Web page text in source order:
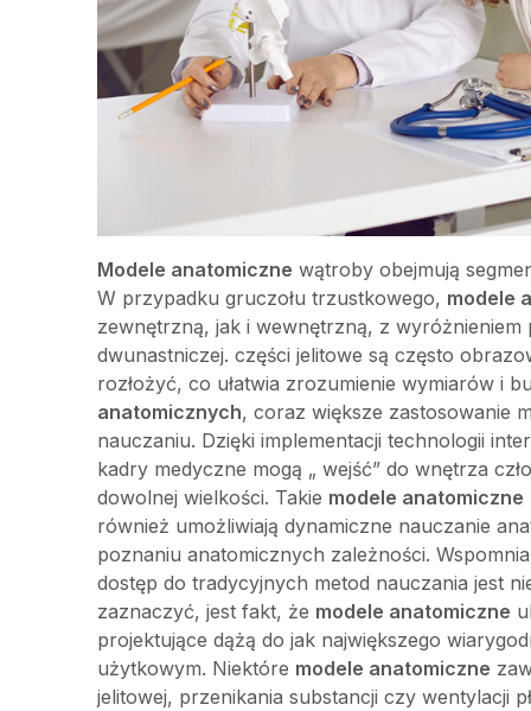
Modele anatomiczne wątroby obejmują
W przypadku gruczołu trzustkowego, modele
zewnętrzną, jak i wewnętrzną, z
dwunastniczej. części jelitowe są często
rozłożyć, co ułatwia zrozumienie wymiarów i
anatomicznych, coraz większe zastosowanie
nauczaniu. Dzięki implementacji technologii
kadry medyczne mogą „ wejść” do wnętrza
dowolnej wielkości. Takie modele anatomiczne
również umożliwiają dynamiczne nauczanie
poznaniu anatomicznych zależności.
dostęp do tradycyjnych metod nauczania jest
zaznaczyć, jest fakt, że modele anatomiczne
projektujące dążą do jak największego
użytkowym. Niektóre modele anatomiczne
jelitowej, przenikania substancji czy wentylacji